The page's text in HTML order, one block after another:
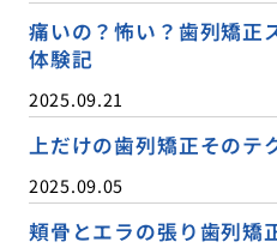
痛いの？怖い？歯列矯正
体験記
2025.09.21
上だけの歯列矯正そのテ
2025.09.05
頬骨とエラの張り歯列矯